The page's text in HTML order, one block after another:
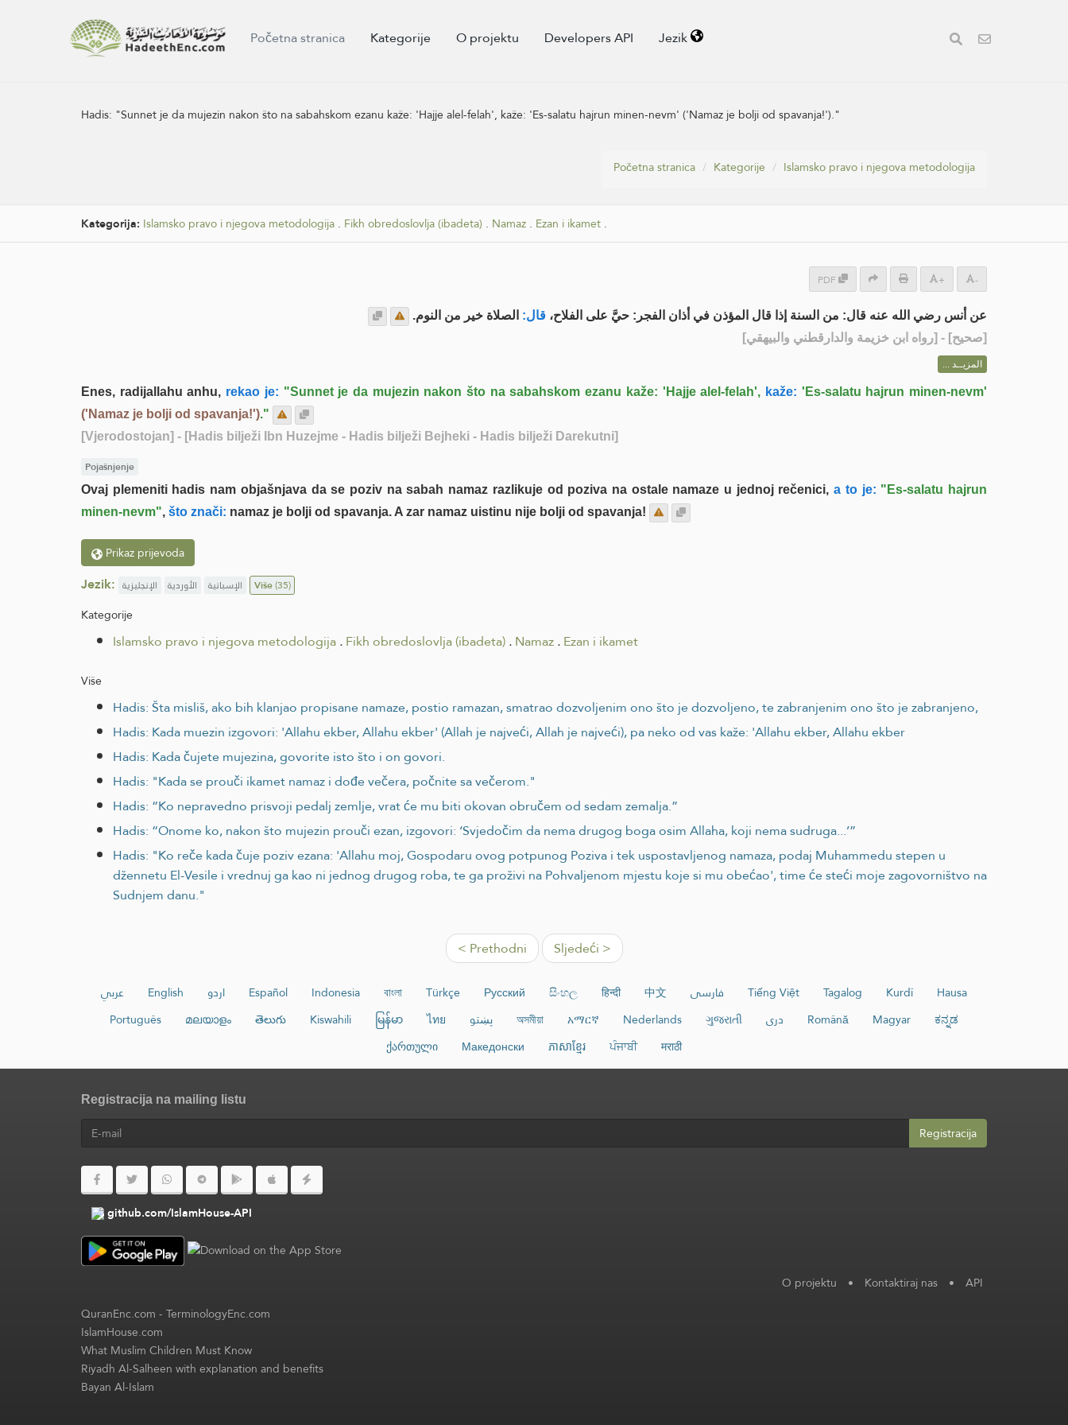
Početna stranica Kategorije O projektu Developers API Jezik
Hadis: "Sunnet je da mujezin nakon što na sabahskom ezanu kaže: 'Hajje alel-felah', kaže: 'Es-salatu hajrun minen-nevm' ('Namaz je bolji od spavanja!')."
Početna stranica Kategorije Islamsko pravo i njegova metodologija
Kategorija: Islamsko pravo i njegova metodologija . Fikh obredoslovlja (ibadeta) . Namaz . Ezan i ikamet .
PDF + -
عن أنس رضي الله عنه قال: من السنة إذا قال المؤذن في أذان الفجر: حيَّ على الفلاح، قال: الصلاة خير من النوم.
[صحيح] - [رواه ابن خزيمة والدارقطني والبيهقي]
المزيــد ...
Enes, radijallahu anhu, rekao je: "Sunnet je da mujezin nakon što na sabahskom ezanu kaže: 'Hajje alel-felah', kaže: 'Es-salatu hajrun minen-nevm'
('Namaz je bolji od spavanja!')."
[Vjerodostojan] - [Hadis bilježi Ibn Huzejme - Hadis bilježi Bejheki - Hadis bilježi Darekutni]
Pojašnjenje
Ovaj plemeniti hadis nam objašnjava da se poziv na sabah namaz razlikuje od poziva na ostale namaze u jednoj rečenici, a to je: "Es-salatu hajrun
minen-nevm", što znači: namaz je bolji od spavanja. A zar namaz uistinu nije bolji od spavanja!
Prikaz prijevoda
Jezik: الإنجليزية الأوردية الإسبانية Više(35)
Kategorije
Islamsko pravo i njegova metodologija.Fikh obredoslovlja (ibadeta).Namaz.Ezan i ikamet
Više
Hadis: Šta misliš, ako bih klanjao propisane namaze, postio ramazan, smatrao dozvoljenim ono što je dozvoljeno, te zabranjenim ono što je zabranjeno,
Hadis: Kada muezin izgovori: 'Allahu ekber, Allahu ekber' (Allah je najveći, Allah je najveći), pa neko od vas kaže: 'Allahu ekber, Allahu ekber
Hadis: Kada čujete mujezina, govorite isto što i on govori.
Hadis: "Kada se prouči ikamet namaz i dođe večera, počnite sa večerom."
Hadis: “Ko nepravedno prisvoji pedalj zemlje, vrat će mu biti okovan obručem od sedam zemalja.”
Hadis: “Onome ko, nakon što mujezin prouči ezan, izgovori: ‘Svjedočim da nema drugog boga osim Allaha, koji nema sudruga...’”
Hadis: "Ko reče kada čuje poziv ezana: 'Allahu moj, Gospodaru ovog potpunog Poziva i tek uspostavljenog namaza, podaj Muhammedu stepen u
džennetu El-Vesile i vrednuj ga kao ni jednog drugog roba, te ga proživi na Pohvaljenom mjestu koje si mu obećao', time će steći moje zagovorništvo na
Sudnjem danu."
< Prethodni Sljedeći >
عربي English اردو Español Indonesia বাংলা Türkçe Русский සිංහල हिन्दी 中文 فارسی Tiếng Việt Tagalog Kurdî
Hausa
Português
മലയാളം తెలుగు Kiswahili မြန်မာ ไทย پښتو অসমীয়া አማርኛ Nederlands ગુજરાતી دری Română Magyar
ಕನ್ನಡ
ქართული
Македонски ភាសាខ្មែរ ਪੰਜਾਬੀ मराठी
Registracija na mailing listu
Registracija
github.com/IslamHouse-API
O projektu • Kontaktiraj nas • API
QuranEnc.com-TerminologyEnc.com
IslamHouse.com
What Muslim Children Must Know
Riyadh Al-Salheen with explanation and benefits
Bayan Al-Islam